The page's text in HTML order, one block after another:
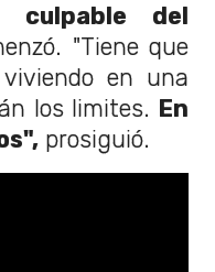
culpable del
"Tiene que
en una
los limites. En
prosiguió.